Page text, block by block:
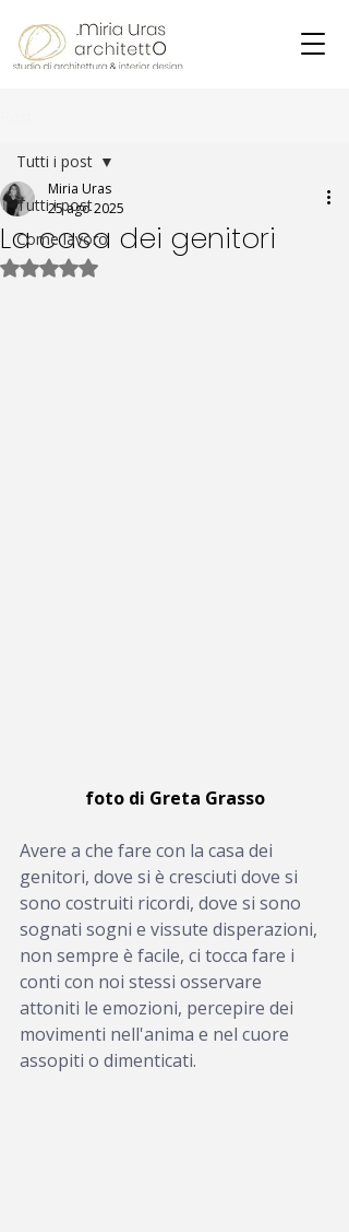
Tutti i post
Come lavoro
Tutti i post
La casa dei genitori
Miria Uras
25 ago 2025
Valutazione NaN stelle su 5.
foto di Greta Grasso
Avere a che fare con la casa dei
genitori, dove si è cresciuti dove si
sono costruiti ricordi, dove si sono
sognati sogni e vissute disperazioni,
non sempre è facile, ci tocca fare i
conti con noi stessi osservare
attoniti le emozioni, percepire dei
movimenti nell'anima e nel cuore
assopiti o dimenticati.